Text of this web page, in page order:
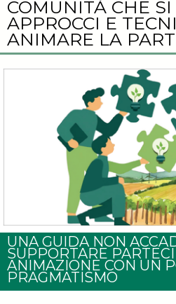
COMUNITÀ CHE
APPROCCI E
ANIMARE LA
UNA GUIDA NON
SUPPORTARE
ANIMAZIONE CON UN
PRAGMATISMO